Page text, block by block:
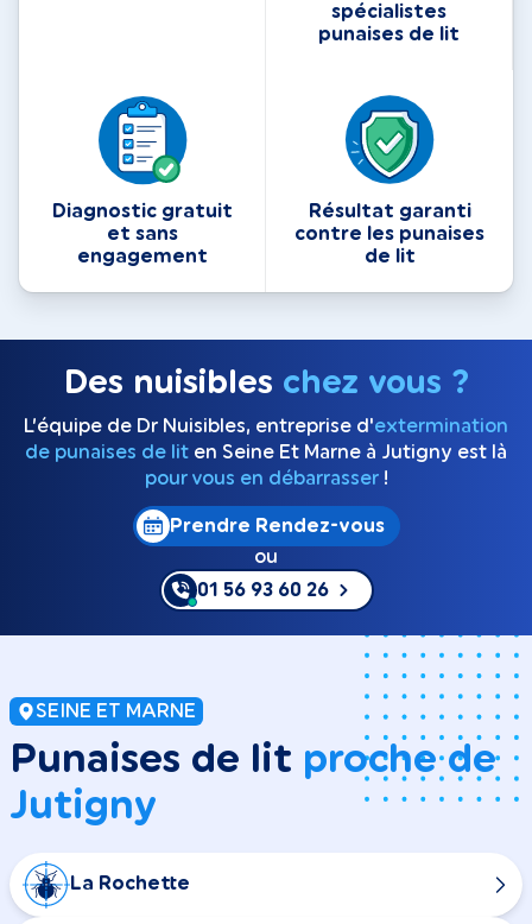
spécialistes
punaises de lit
Diagnostic gratuit
et sans
engagement
Résultat garanti
contre les punaises
de lit
Des nuisibles chez vous ?
L’équipe de Dr Nuisibles, entreprise d'extermination
de punaises de lit en Seine Et Marne à Jutigny est là
pour vous en débarrasser!
Prendre Rendez-vous
ou
01 56 93 60 26
SEINE ET MARNE
Punaises de lit proche de
Jutigny
La Rochette